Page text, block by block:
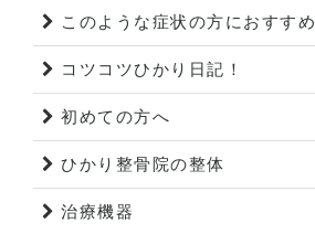
このような症状の方におすすめ
コツコツひかり日記！
初めての方へ
ひかり整骨院の整体
治療機器